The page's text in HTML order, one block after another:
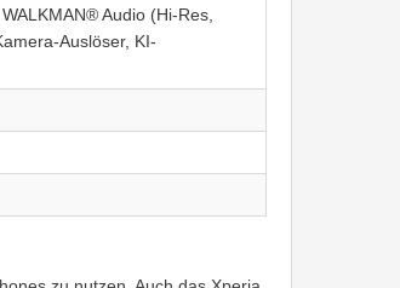
Audio (Hi-Res,
Auslöser, KI-